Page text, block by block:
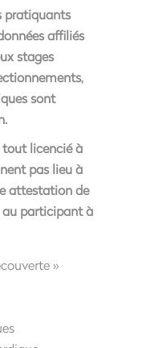
pratiquants
affiliés
stages
sont
tout licencié à
pas lieu à
attestation de
au participant à
»